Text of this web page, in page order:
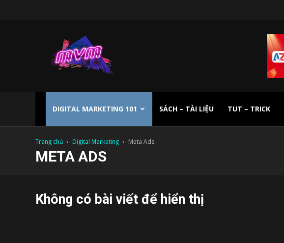
Marketing
DIGITAL MARKETING 101 SÁCH – TÀI LIỆU TUT – TRICK
Trang chủ Digital Marketing Meta Ads
META ADS
Không có bài viết để hiển thị